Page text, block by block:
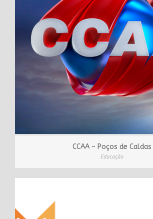
CCAA – Poços de Caldas
Educação